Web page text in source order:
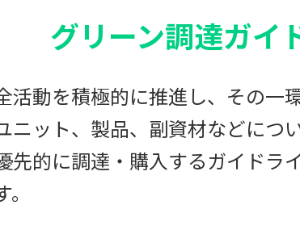
グリーン調達ガ
動を積極的に推進し、その一
ニット、製品、副資材などにつ
先的に調達・購入するガイドラ